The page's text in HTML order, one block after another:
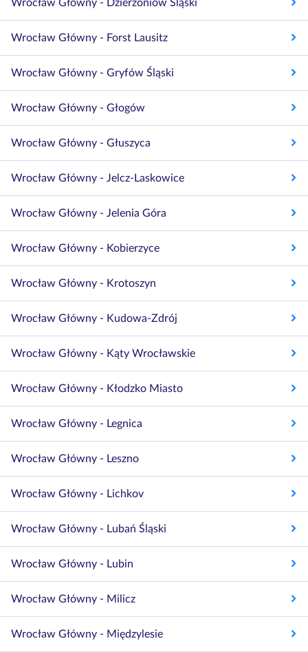
Wrocław Główny - Dzierżoniów Śląski
Wrocław Główny - Forst Lausitz
Wrocław Główny - Gryfów Śląski
Wrocław Główny - Głogów
Wrocław Główny - Głuszyca
Wrocław Główny - Jelcz-Laskowice
Wrocław Główny - Jelenia Góra
Wrocław Główny - Kobierzyce
Wrocław Główny - Krotoszyn
Wrocław Główny - Kudowa-Zdrój
Wrocław Główny - Kąty Wrocławskie
Wrocław Główny - Kłodzko Miasto
Wrocław Główny - Legnica
Wrocław Główny - Leszno
Wrocław Główny - Lichkov
Wrocław Główny - Lubań Śląski
Wrocław Główny - Lubin
Wrocław Główny - Milicz
Wrocław Główny - Międzylesie